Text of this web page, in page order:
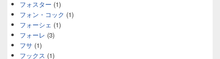
フォスター (1)
フォン・コック (1)
フォーシェ (1)
フォーレ (3)
フサ (1)
フックス (1)